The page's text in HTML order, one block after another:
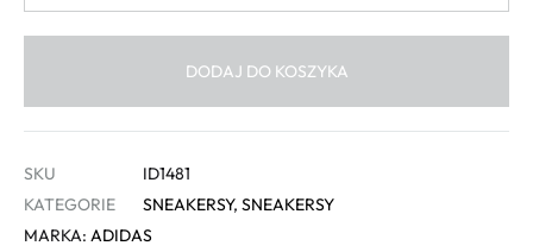
DODAJ DO KOSZYKA
SKU
ID1481
KATEGORIE
SNEAKERSY, SNEAKERSY
MARKA: ADIDAS